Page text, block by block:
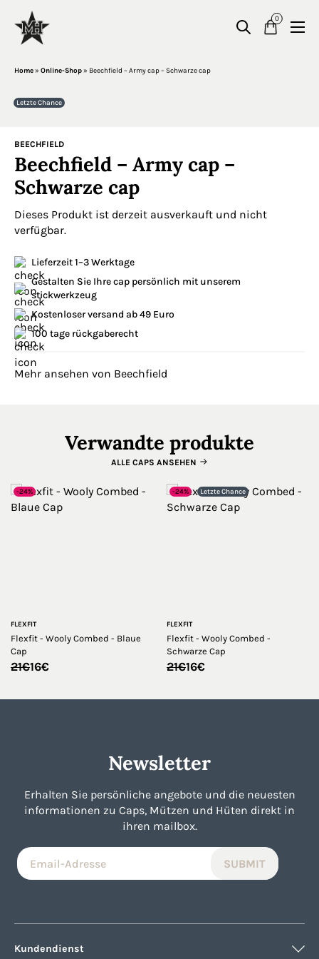
0
Home» Online-Shop» Beechfield – Army cap – Schwarze cap
Letzte Chance
BEECHFIELD
Beechfield – Army cap –
Schwarze cap
Dieses Produkt ist derzeit ausverkauft und nicht
verfügbar.
Lieferzeit 1–3 Werktage
Gestalten Sie Ihre cap persönlich mit unserem
stickwerkzeug
Kostenloser versand ab 49 Euro
100 tage rückgaberecht
Mehr ansehen von Beechfield
Verwandte produkte
ALLE CAPS ANSEHEN
-24%
FLEXFIT
Flexfit - Wooly Combed - Blaue
Cap
21€
Ursprünglicher
21€
16€
Aktueller
16€.
-24% Letzte Chance
FLEXFIT
Flexfit - Wooly Combed -
Schwarze Cap
21€
Ursprünglicher
21€
16€
Aktueller
16€.
Newsletter
Erhalten Sie persönliche angebote und die neuesten
informationen zu Caps, Mützen und Hüten direkt in
ihren mailbox.
Kundendienst